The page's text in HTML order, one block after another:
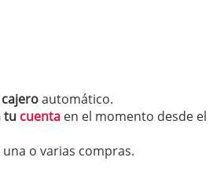
automático.
tu cuenta en el momento desde el
o varias compras.